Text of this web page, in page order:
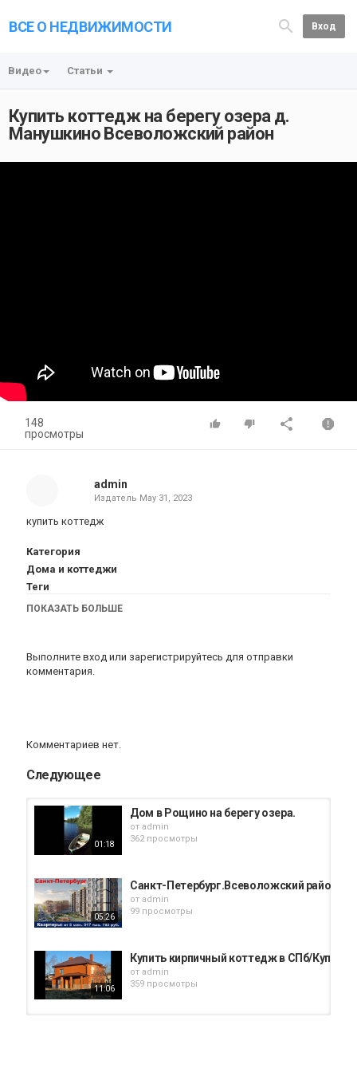
ВСЕ О НЕДВИЖИМОСТИ Вход
Видео Статьи
Купить коттедж на берегу озера д.
Манушкино Всеволожский район
148
просмотры
admin
Издатель May 31, 2023
купить коттедж
Категория
Дома и коттеджи
Теги
купить коттедж
ПОКАЗАТЬ БОЛЬШЕ
Выполните вход или зарегистрируйтесь для отправки
комментария.
Комментариев нет.
Следующее
01:18
Дом в Рощино на берегу озера.
от admin
362 просмотры
05:26
Санкт-Петербург.Всеволожский район, г.
от admin
99 просмотры
11:06
Купить кирпичный коттедж в СПб/Купить
от admin
359 просмотры